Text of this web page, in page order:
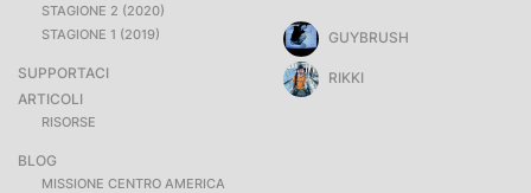
STAGIONE 2 (2020)
STAGIONE 1 (2019)
SUPPORTACI
ARTICOLI
RISORSE
BLOG
MISSIONE CENTRO AMERICA
GUYBRUSH
RIKKI